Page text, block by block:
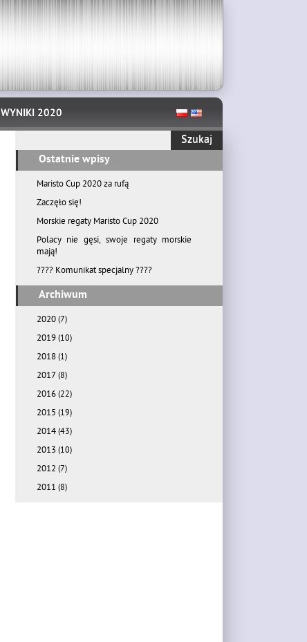
WYNIKI 2020
Ostatnie wpisy
Maristo Cup 2020 za rufą
Zaczęło się!
Morskie regaty Maristo Cup 2020
Polacy nie gęsi, swoje regaty morskie
mają!
???? Komunikat specjalny ????
Archiwum
2020 (7)
2019 (10)
2018 (1)
2017 (8)
2016 (22)
2015 (19)
2014 (43)
2013 (10)
2012 (7)
2011 (8)